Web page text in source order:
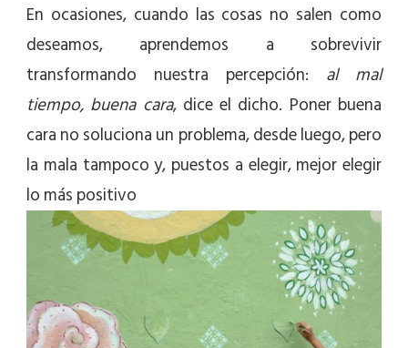
En ocasiones, cuando las cosas no salen como
deseamos, aprendemos a sobrevivir
transformando nuestra percepción: al mal
tiempo, buena cara, dice el dicho. Poner buena
cara no soluciona un problema, desde luego, pero
la mala tampoco y, puestos a elegir, mejor elegir
lo más positivo